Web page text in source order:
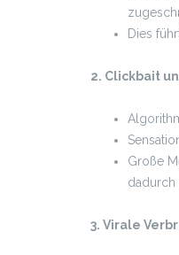
Dies
2. Clickbait
Große
dadurch
3. Virale